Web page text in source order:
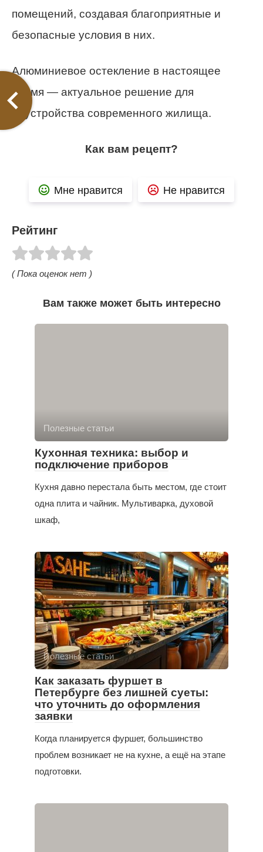
помещений, создавая благоприятные и
безопасные условия в них.
Алюминиевое остекление в настоящее
время — актуальное решение для
обустройства современного жилища.
Как вам рецепт?
Мне нравится Не нравится
Рейтинг
( Пока оценок нет )
Вам также может быть интересно
Полезные статьи
Кухонная техника: выбор и
подключение приборов
Кухня давно перестала быть местом, где стоит
одна плита и чайник. Мультиварка, духовой
шкаф,
Полезные статьи
Как заказать фуршет в
Петербурге без лишней суеты:
что уточнить до оформления
заявки
Когда планируется фуршет, большинство
проблем возникает не на кухне, а ещё на этапе
подготовки.